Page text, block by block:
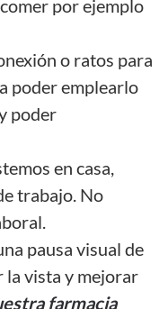
por ejemplo
o ratos para
poder emplearlo
poder
en casa,
trabajo. No
pausa visual de
la vista y mejorar
farmacia